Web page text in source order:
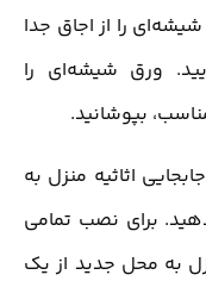
را از اجاق جدا
ورق شیشه‌ای را
بپوشانید.
اثاثیه منزل به
برای نصب تمامی
به محل جدید از یک